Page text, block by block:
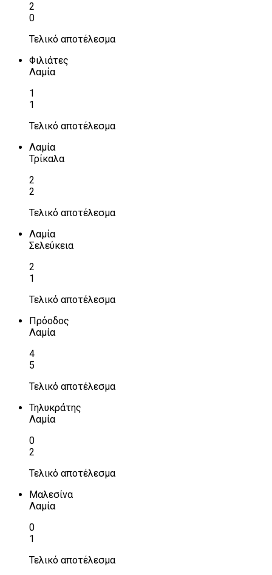
2
0
Τελικό αποτέλεσμα
Φιλιάτες
Λαμία
1
1
Τελικό αποτέλεσμα
Λαμία
Τρίκαλα
2
2
Τελικό αποτέλεσμα
Λαμία
Σελεύκεια
2
1
Τελικό αποτέλεσμα
Πρόοδος
Λαμία
4
5
Τελικό αποτέλεσμα
Τηλυκράτης
Λαμία
0
2
Τελικό αποτέλεσμα
Μαλεσίνα
Λαμία
0
1
Τελικό αποτέλεσμα